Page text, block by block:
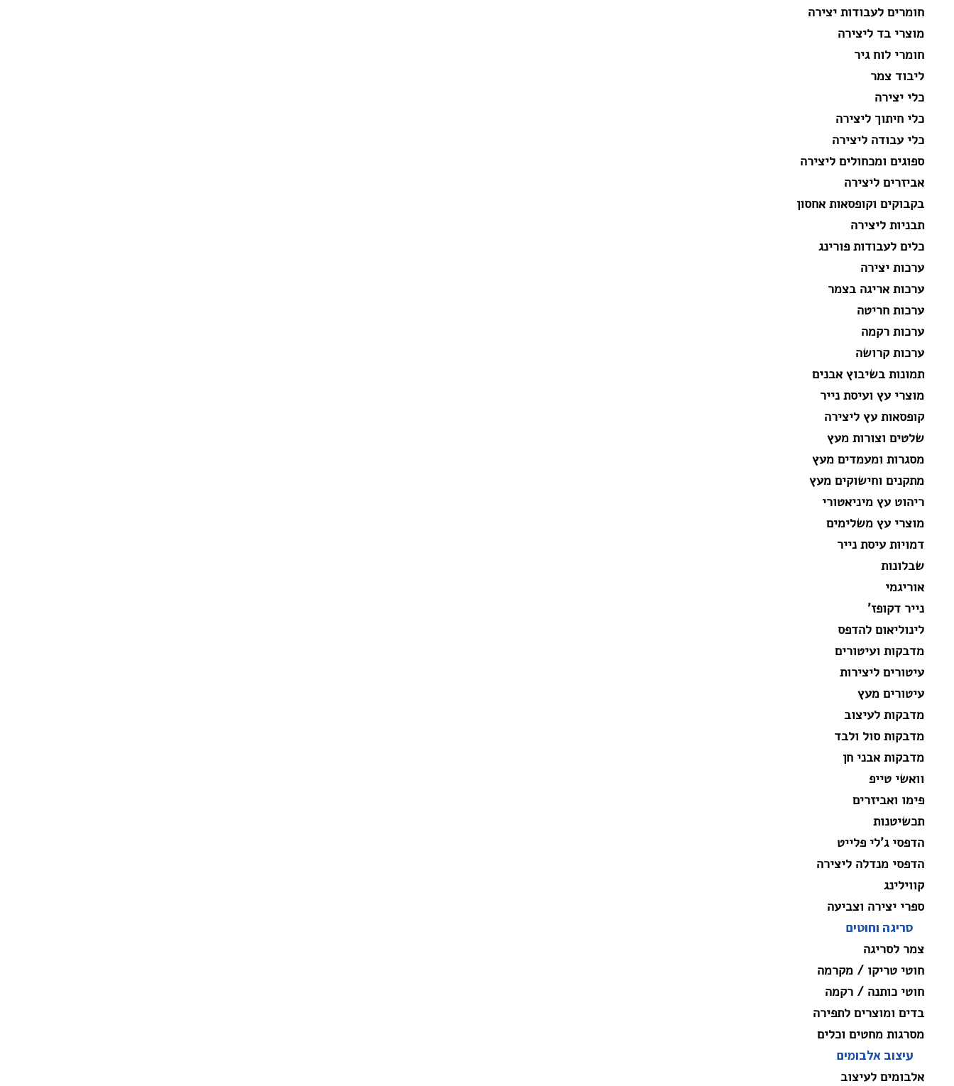
חומרים לעבודות יצירה
מוצרי בד ליצירה
חומרי לוח גיר
ליבוד צמר
כלי יצירה
כלי חיתוך ליצירה
כלי עבודה ליצירה
ספוגים ומכחולים ליצירה
אביזרים ליצירה
בקבוקים וקופסאות אחסון
תבניות ליצירה
כלים לעבודות פורינג
ערכות יצירה
ערכות אריגה בצמר
ערכות חריטה
ערכות רקמה
ערכות קרושה
תמונות בשיבוץ אבנים
מוצרי עץ ועיסת נייר
קופסאות עץ ליצירה
שלטים וצורות מעץ
מסגרות ומעמדים מעץ
מתקנים וחישוקים מעץ
ריהוט עץ מיניאטורי
מוצרי עץ משלימים
דמויות עיסת נייר
שבלונות
אוריגמי
נייר דקופז'
לינוליאום להדפס
מדבקות ועיטורים
עיטורים ליצירות
עיטורים מעץ
מדבקות לעיצוב
מדבקות סול ולבד
מדבקות אבני חן
וואשי טייפ
פימו ואביזרים
תכשיטנות
הדפסי ג'לי פלייט
הדפסי מנדלה ליצירה
קווילינג
ספרי יצירה וצביעה
סריגה וחוטים
צמר לסריגה
חוטי טריקו / מקרמה
חוטי כותנה / רקמה
בדים ומוצרים לתפירה
מסרגות מחטים וכלים
עיצוב אלבומים
אלבומים לעיצוב